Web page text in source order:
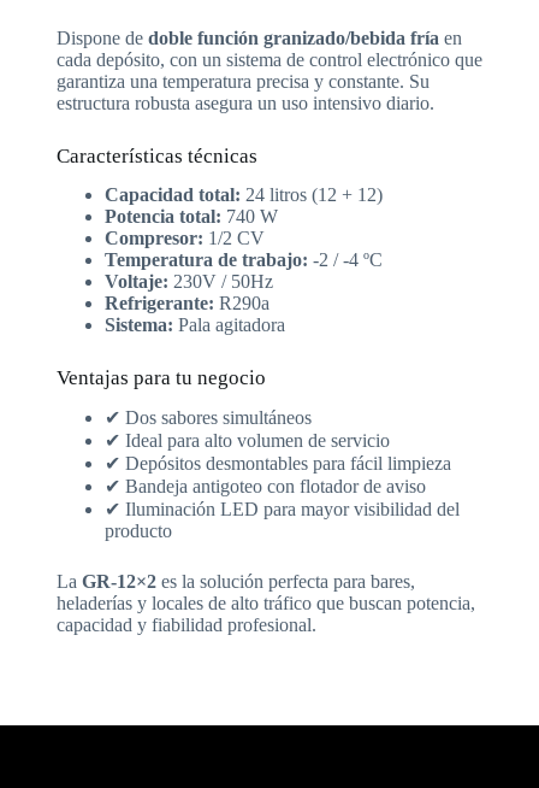
Dispone de doble función granizado/bebida fría en
cada depósito, con un sistema de control electrónico que
garantiza una temperatura precisa y constante. Su
estructura robusta asegura un uso intensivo diario.
Características técnicas
Capacidad total: 24 litros (12 + 12)
Potencia total: 740 W
Compresor: 1/2 CV
Temperatura de trabajo: -2 / -4 ºC
Voltaje: 230V / 50Hz
Refrigerante: R290a
Sistema: Pala agitadora
Ventajas para tu negocio
✔ Dos sabores simultáneos
✔ Ideal para alto volumen de servicio
✔ Depósitos desmontables para fácil limpieza
✔ Bandeja antigoteo con flotador de aviso
✔ Iluminación LED para mayor visibilidad del
producto
La GR-12×2es la solución perfecta para bares,
heladerías y locales de alto tráfico que buscan potencia,
capacidad y fiabilidad profesional.